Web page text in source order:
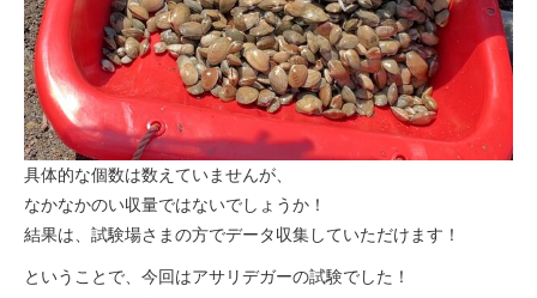
具体的な個数は数えていませんが、
なかなかのい収量ではないでしょうか！
結果は、試験場さまの方でデータ収集していただけます！
ということで、今回はアサリデガーの試験でした！